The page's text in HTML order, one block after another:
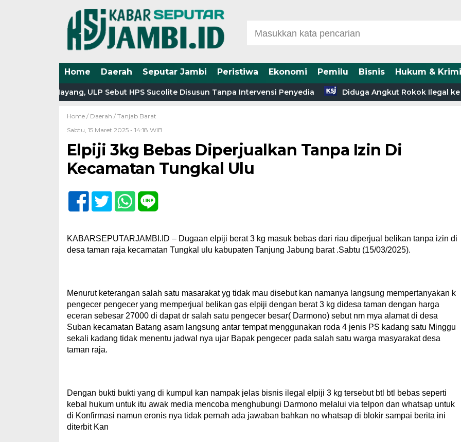
Home Daerah Seputar Jambi Peristiwa Ekonomi Pemilu Bisnis Hukum &
Tirta Mayang, ULP Sebut HPS Sucolite Disusun Tanpa Intervensi Penyedia Diduga Angkut Rokok Ilegal ke
Home / Daerah / Tanjab Barat
Sabtu, 15 Maret 2025 - 14:18 WIB
Elpiji 3kg Bebas Diperjualkan Tanpa Izin Di
Kecamatan Tungkal Ulu
KABARSEPUTARJAMBI.ID – Dugaan elpiji berat 3 kg masuk bebas dari riau diperjual belikan tanpa izin di
desa taman raja kecamatan Tungkal ulu kabupaten Tanjung Jabung barat .Sabtu (15/03/2025).
Menurut keterangan salah satu masarakat yg tidak mau disebut kan namanya langsung mempertanyakan k
pengecer pengecer yang memperjual belikan gas elpiji dengan berat 3 kg didesa taman dengan harga
eceran sebesar 27000 di dapat dr salah satu pengecer besar( Darmono) sebut nm mya alamat di desa
Suban kecamatan Batang asam langsung antar tempat menggunakan roda 4 jenis PS kadang satu Minggu
sekali kadang tidak menentu jadwal nya ujar Bapak pengecer pada salah satu warga masyarakat desa
taman raja.
Dengan bukti bukti yang di kumpul kan nampak jelas bisnis ilegal elpiji 3 kg tersebut btl btl bebas seperti
kebal hukum untuk itu awak media mencoba menghubungi Darmono melalui via telpon dan whatsap untuk
di Konfirmasi namun eronis nya tidak pernah ada jawaban bahkan no whatsap di blokir sampai berita ini
diterbit Kan